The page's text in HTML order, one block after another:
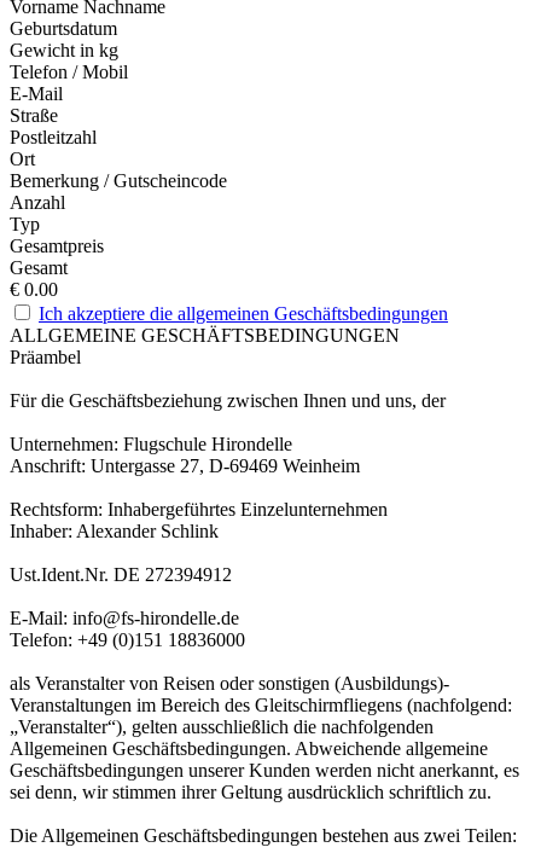
Vorname Nachname
Geburtsdatum
Gewicht in kg
Telefon / Mobil
E-Mail
Straße
Postleitzahl
Ort
Bemerkung / Gutscheincode
Anzahl
Typ
Gesamtpreis
Gesamt
€ 0.00
Ich akzeptiere die allgemeinen Geschäftsbedingungen
ALLGEMEINE GESCHÄFTSBEDINGUNGEN
Präambel
Für die Geschäftsbeziehung zwischen Ihnen und uns, der
Unternehmen: Flugschule Hirondelle
Anschrift: Untergasse 27, D-69469 Weinheim
Rechtsform: Inhabergeführtes Einzelunternehmen
Inhaber: Alexander Schlink
Ust.Ident.Nr. DE 272394912
E-Mail: info@fs-hirondelle.de
Telefon: +49 (0)151 18836000
als Veranstalter von Reisen oder sonstigen (Ausbildungs)-
Veranstaltungen im Bereich des Gleitschirmfliegens (nachfolgend:
„Veranstalter“), gelten ausschließlich die nachfolgenden
Allgemeinen Geschäftsbedingungen. Abweichende allgemeine
Geschäftsbedingungen unserer Kunden werden nicht anerkannt, es
sei denn, wir stimmen ihrer Geltung ausdrücklich schriftlich zu.
Die Allgemeinen Geschäftsbedingungen bestehen aus zwei Teilen: